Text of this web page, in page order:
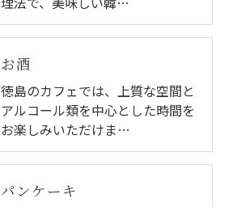
お酒
徳島のカフェでは、上質な空間と
アルコール類を中心とした時間を
お楽しみいただけま…
パンケーキ